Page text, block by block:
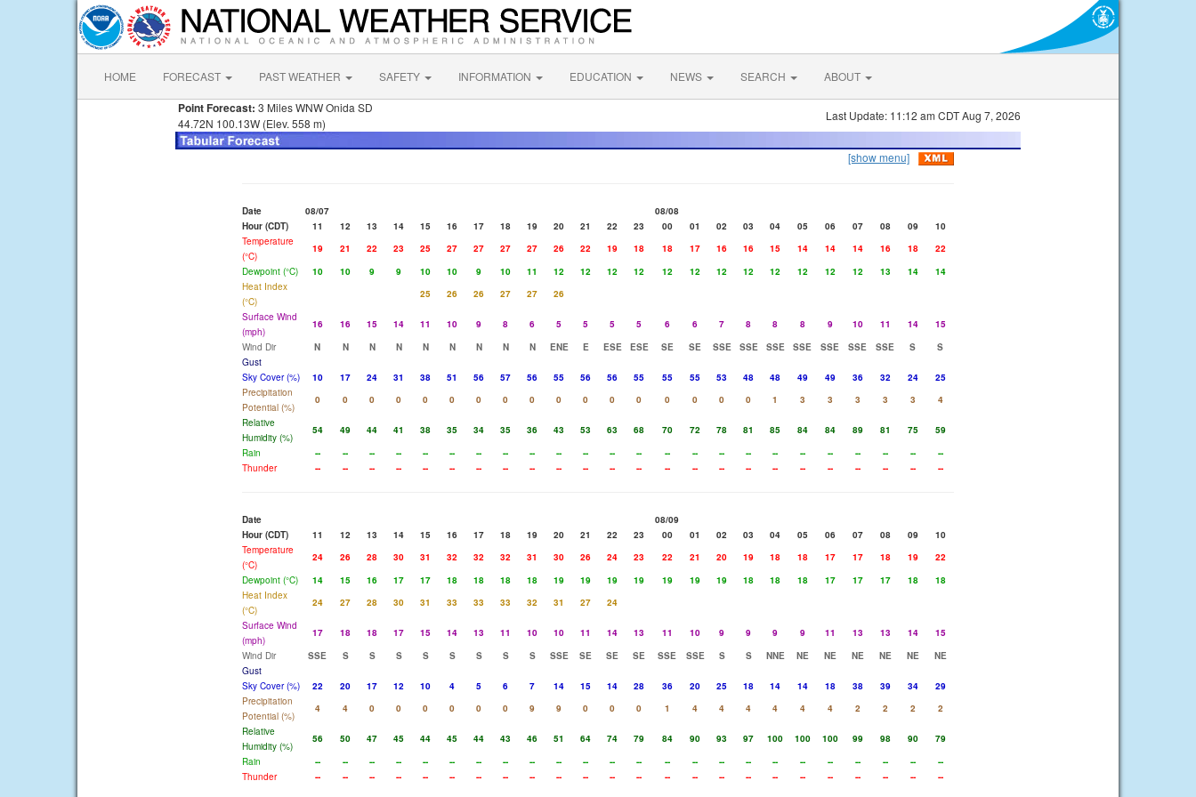
HOME FORECAST PAST WEATHER SAFETY INFORMATION EDUCATION NEWS SEARCH ABOUT
Point Forecast: 3 Miles WNW Onida SD
44.72N 100.13W (Elev. 558 m)
Last Update: 11:12 am CDT Aug 7, 2026
[show menu]
Date 08/07
08/08
Hour (CDT)
11 12 13 14 15 16 17 18 19 20 21 22 23 00 01 02 03 04 05 06 07 08 09
10
Temperature
(°C)
19 21 22 23 25 27 27 27 27 26 22 19 18 18 17 16 16 15 14 14 14 16 18
22
Dewpoint (°C)
10 10 9 9 10 10 9 10 11 12 12 12 12 12 12 12 12 12 12 12 12 13 14
14
Heat Index
(°C)
25 26 26 27 27
26
Surface Wind
(mph)
16 16 15 14 11 10 9 8 6 5 5 5 5 6 6 7 8 8 8 9 10 11 14
15
Wind Dir
N N N N N N N N N ENE E ESE ESE SE SE SSE SSE SSE SSE SSE SSE SSE S
S
Gust
Sky Cover (%)
10 17 24 31 38 51 56 57 56 55 56 56 55 55 55 53 48 48 49 49 36 32 24
25
Precipitation
Potential (%)
0 0 0 0 0 0 0 0 0 0 0 0 0 0 0 0 0 1 3 3 3 3 3
4
Relative
Humidity (%)
54 49 44 41 38 35 34 35 36 43 53 63 68 70 72 78 81 85 84 84 89 81 75
59
Rain
-- -- -- -- -- -- -- -- -- -- -- -- -- -- -- -- -- -- -- -- -- -- --
--
Thunder
-- -- -- -- -- -- -- -- -- -- -- -- -- -- -- -- -- -- -- -- -- -- -- --
Date
08/09
Hour (CDT)
11 12 13 14 15 16 17 18 19 20 21 22 23 00 01 02 03 04 05 06 07 08 09
10
Temperature
(°C)
24 26 28 30 31 32 32 32 31 30 26 24 23 22 21 20 19 18 18 17 17 18 19
22
Dewpoint (°C)
14 15 16 17 17 18 18 18 18 19 19 19 19 19 19 19 18 18 18 17 17 17 18
18
Heat Index
(°C)
24 27 28 30 31 33 33 33 32 31 27
24
Surface Wind
(mph)
17 18 18 17 15 14 13 11 10 10 11 14 13 11 10 9 9 9 9 11 13 13 14
15
Wind Dir
SSE S S S S S S S S SSE SE SE SE SSE SSE S S NNE NE NE NE NE NE
NE
Gust
Sky Cover (%)
22 20 17 12 10 4 5 6 7 14 15 14 28 36 20 25 18 14 14 18 38 39 34
29
Precipitation
Potential (%)
4 4 0 0 0 0 0 0 9 9 0 0 0 1 4 4 4 4 4 4 2 2 2
2
Relative
Humidity (%)
56 50 47 45 44 45 44 43 46 51 64 74 79 84 90 93 97 100 100 100 99 98 90
79
Rain
-- -- -- -- -- -- -- -- -- -- -- -- -- -- -- -- -- -- -- -- -- -- --
--
Thunder
-- -- -- -- -- -- -- -- -- -- -- -- -- -- -- -- -- -- -- -- -- -- -- --